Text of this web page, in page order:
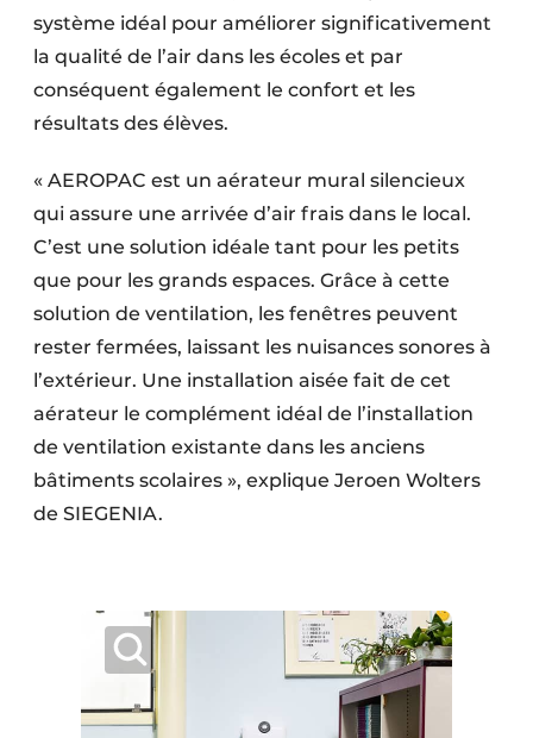
système idéal pour améliorer significativement
la qualité de l’air dans les écoles et par
conséquent également le confort et les
résultats des élèves.
« AEROPAC est un aérateur mural silencieux
qui assure une arrivée d’air frais dans le local.
C’est une solution idéale tant pour les petits
que pour les grands espaces. Grâce à cette
solution de ventilation, les fenêtres peuvent
rester fermées, laissant les nuisances sonores à
l’extérieur. Une installation aisée fait de cet
aérateur le complément idéal de l’installation
de ventilation existante dans les anciens
bâtiments scolaires », explique Jeroen Wolters
de SIEGENIA.